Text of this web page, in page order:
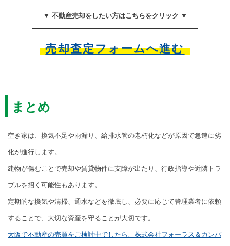
▼ 不動産売却をしたい方はこちらをクリック ▼
売却査定フォームへ進む
まとめ
空き家は、換気不足や雨漏り、給排水管の老朽化などが原因で急速に劣
化が進行します。
建物が傷むことで売却や賃貸物件に支障が出たり、行政指導や近隣トラ
ブルを招く可能性もあります。
定期的な換気や清掃、通水などを徹底し、必要に応じて管理業者に依頼
することで、大切な資産を守ることが大切です。
大阪で不動産の売買をご検討中でしたら、株式会社フォーラス＆カンパ